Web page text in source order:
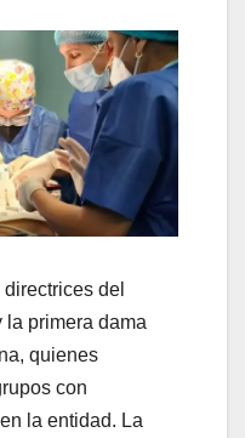
del
la primera dama
quienes
con
la entidad. La